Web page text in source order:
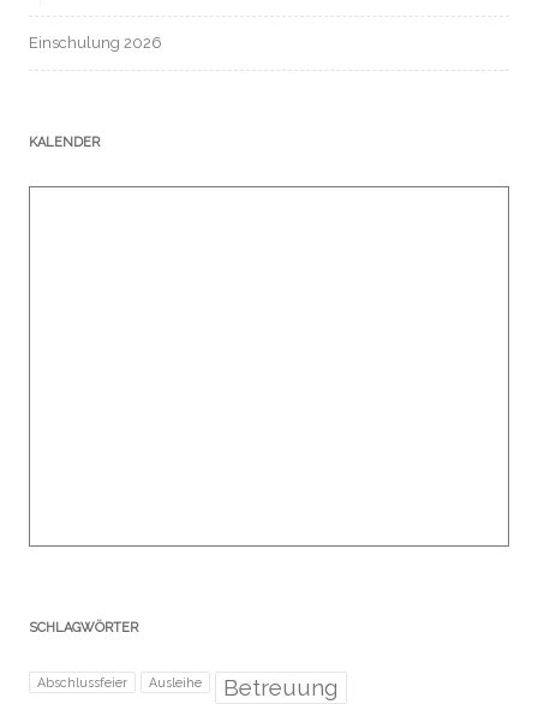
Einschulung 2026
KALENDER
SCHLAGWÖRTER
Abschlussfeier Ausleihe Betreuung